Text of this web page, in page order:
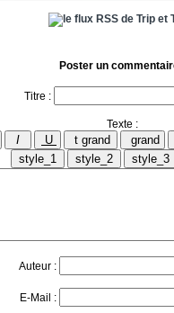
Poster un
Titre :
Texte :
Auteur :
E-Mail :